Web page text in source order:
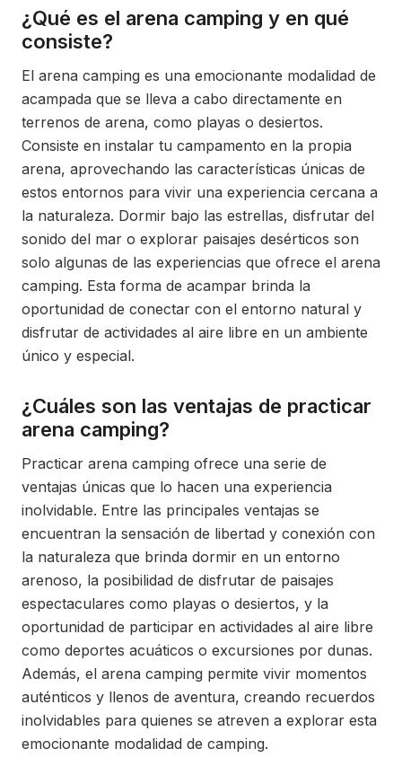
¿Qué es el arena camping y en qué
consiste?
El arena camping es una emocionante modalidad de
acampada que se lleva a cabo directamente en
terrenos de arena, como playas o desiertos.
Consiste en instalar tu campamento en la propia
arena, aprovechando las características únicas de
estos entornos para vivir una experiencia cercana a
la naturaleza. Dormir bajo las estrellas, disfrutar del
sonido del mar o explorar paisajes desérticos son
solo algunas de las experiencias que ofrece el arena
camping. Esta forma de acampar brinda la
oportunidad de conectar con el entorno natural y
disfrutar de actividades al aire libre en un ambiente
único y especial.
¿Cuáles son las ventajas de practicar
arena camping?
Practicar arena camping ofrece una serie de
ventajas únicas que lo hacen una experiencia
inolvidable. Entre las principales ventajas se
encuentran la sensación de libertad y conexión con
la naturaleza que brinda dormir en un entorno
arenoso, la posibilidad de disfrutar de paisajes
espectaculares como playas o desiertos, y la
oportunidad de participar en actividades al aire libre
como deportes acuáticos o excursiones por dunas.
Además, el arena camping permite vivir momentos
auténticos y llenos de aventura, creando recuerdos
inolvidables para quienes se atreven a explorar esta
emocionante modalidad de camping.